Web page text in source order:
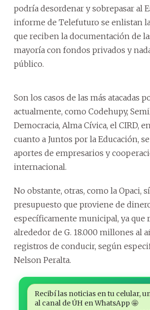
podría desordenar y sobrepasar al
informe de Telefuturo se enlistan
que reciben la documentación de
mayoría con fondos privados y
público.
Son los casos de las más atacadas
actualmente, como Codehupy,
Democracia, Alma Cívica, el CIRD,
cuanto a Juntos por la Educación,
aportes de empresarios y
internacional.
No obstante, otras, como la Opaci,
presupuesto que proviene de
específicamente municipal, ya que
alrededor de G. 18.000 millones al
registros de conducir, según
Nelson Peralta.
Recibí las noticias en tu celular,
al canal de ÚH en WhatsApp 🤩